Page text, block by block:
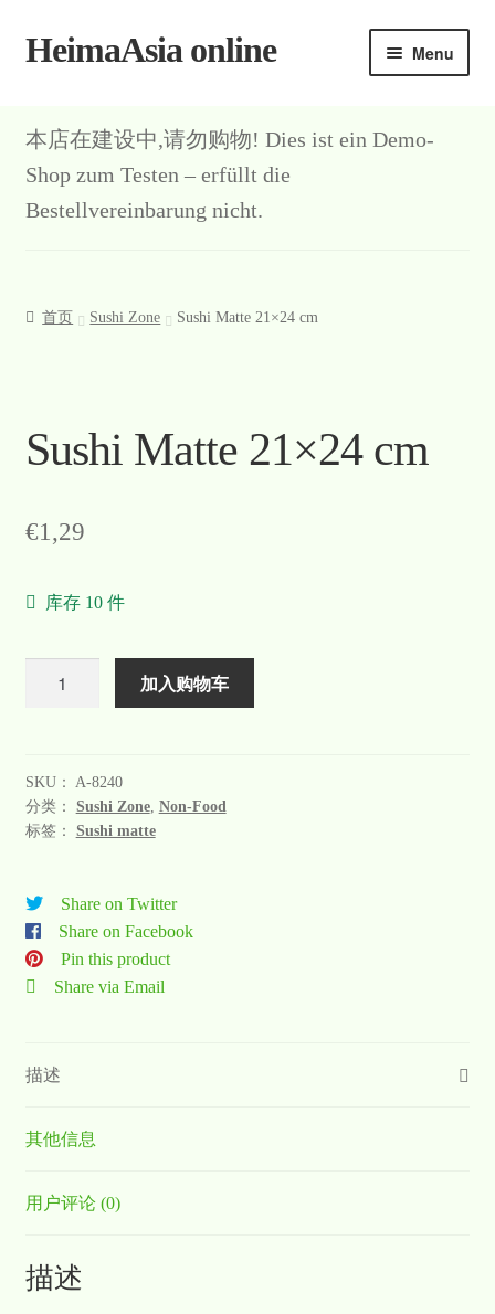
Skip
Skip
HeimaAsia online Menu
本店在建设中,请勿购物! Dies ist ein Demo-
Shop zum Testen – erfüllt die
Bestellvereinbarung nicht.
首页 Sushi Zone Sushi Matte 21×24 cm
Sushi Matte 21×24 cm
€1,29
库存 10 件
加入购物车
SKU： A-8240
分类： Sushi Zone, Non-Food
标签： Sushi matte
Share on Twitter
Share on Facebook
Pin this product
Share via Email
描述
其他信息
用户评论 (0)
描述